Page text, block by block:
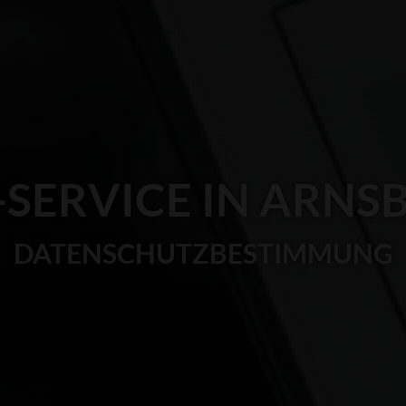
IN
DATENSCHUTZBESTIMMUNG